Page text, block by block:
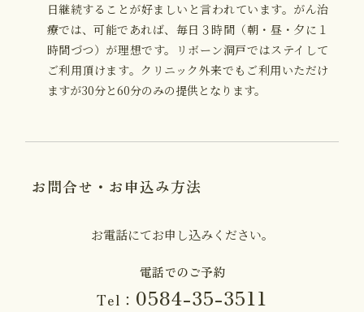
日継続することが好ましいと言われています。がん治
療では、可能であれば、毎日３時間（朝・昼・夕に１
時間づつ）が理想です。リボーン洞戸ではステイして
ご利用頂けます。クリニック外来でもご利用いただけ
ますが30分と60分のみの提供となります。
お問合せ・お申込み方法
お電話にてお申し込みください。
電話でのご予約
Tel： 0584-35-3511